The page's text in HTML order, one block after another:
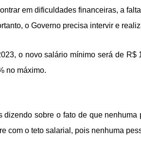
em dificuldades financeiras, a
o Governo precisa intervir e
o novo salário mínimo será de
no máximo.
sobre o fato de que
com o teto salarial, pois nenhuma